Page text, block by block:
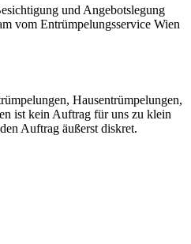
und Angebotslegung
vom Entrümpelungsservice Wien
Hausentrümpelungen,
ist kein Auftrag für uns zu klein
Auftrag äußerst diskret.